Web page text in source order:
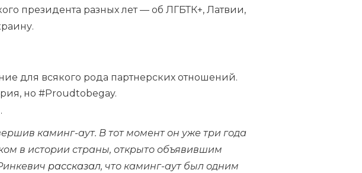
президента разных лет — об ЛГБТК+, Латвии,
для всякого рода партнерских отношений.
но #Proudtobegay.
каминг-аут. В тот момент он уже три года
в истории страны, открыто объявившим
рассказал, что каминг-аут был одним